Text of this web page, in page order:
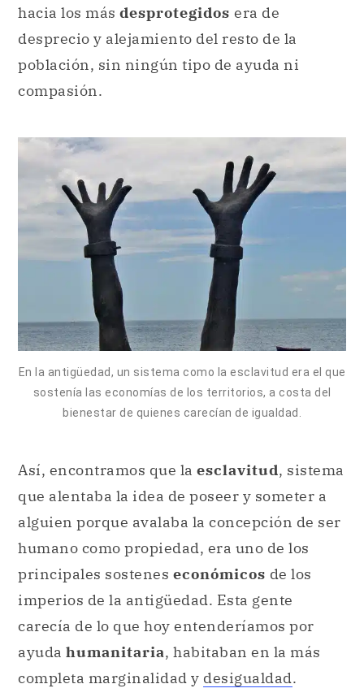
hacia los más desprotegidos era de
desprecio y alejamiento del resto de la
población, sin ningún tipo de ayuda ni
compasión.
En la antigüedad, un sistema como la esclavitud era el que
sostenía las economías de los territorios, a costa del
bienestar de quienes carecían de igualdad.
Así, encontramos que la esclavitud, sistema
que alentaba la idea de poseer y someter a
alguien porque avalaba la concepción de ser
humano como propiedad, era uno de los
principales sostenes económicos de los
imperios de la antigüedad. Esta gente
carecía de lo que hoy entenderíamos por
ayuda humanitaria, habitaban en la más
completa marginalidad y desigualdad.